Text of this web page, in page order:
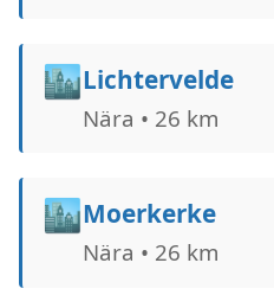
🏙️Lichtervelde
Nära • 26 km
🏙️Moerkerke
Nära • 26 km